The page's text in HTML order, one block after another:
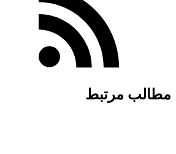
مطالب مرتبط